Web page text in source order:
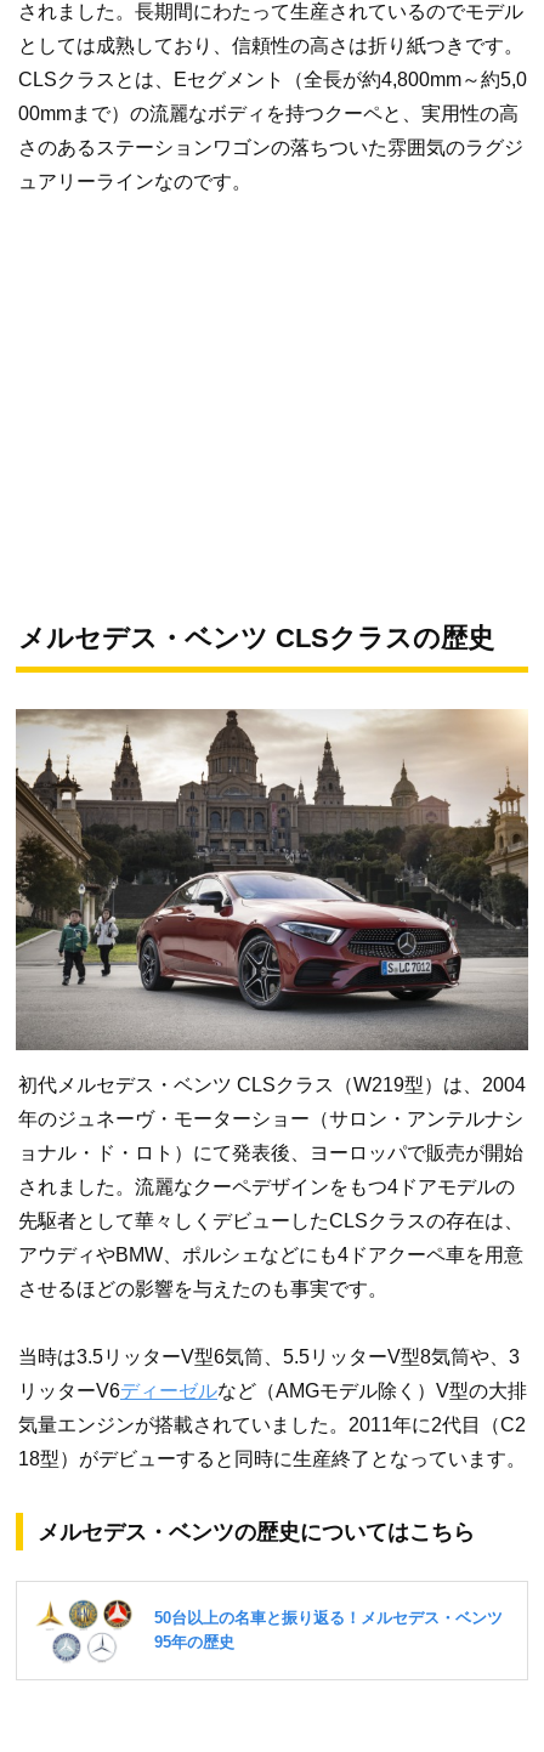
されました。長期間にわたって生産されているのでモデル
としては成熟しており、信頼性の高さは折り紙つきです。
CLSクラスとは、Eセグメント（全長が約4,800mm～約5,0
00mmまで）の流麗なボディを持つクーペと、実用性の高
さのあるステーションワゴンの落ちついた雰囲気のラグジ
ュアリーラインなのです。
メルセデス・ベンツ CLSクラスの歴史
初代メルセデス・ベンツ CLSクラス（W219型）は、2004
年のジュネーヴ・モーターショー（サロン・アンテルナシ
ョナル・ド・ロト）にて発表後、ヨーロッパで販売が開始
されました。流麗なクーペデザインをもつ4ドアモデルの
先駆者として華々しくデビューしたCLSクラスの存在は、
アウディやBMW、ポルシェなどにも4ドアクーペ車を用意
させるほどの影響を与えたのも事実です。
当時は3.5リッターV型6気筒、5.5リッターV型8気筒や、3
リッターV6ディーゼルなど（AMGモデル除く）V型の大排
気量エンジンが搭載されていました。2011年に2代目（C2
18型）がデビューすると同時に生産終了となっています。
メルセデス・ベンツの歴史についてはこちら